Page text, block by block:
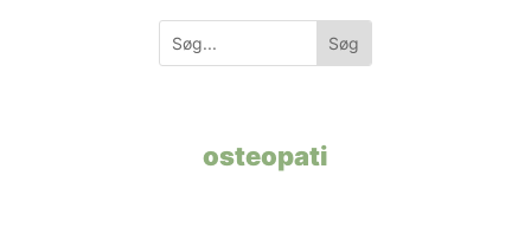
osteopati